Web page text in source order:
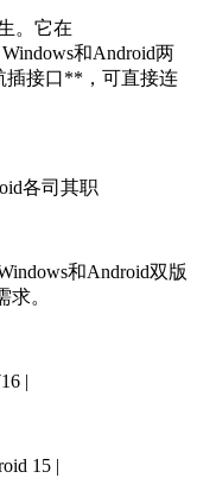
。它在
和Android两
插接口**，可直接连
各司其职
和Android双版
。
|
15 |